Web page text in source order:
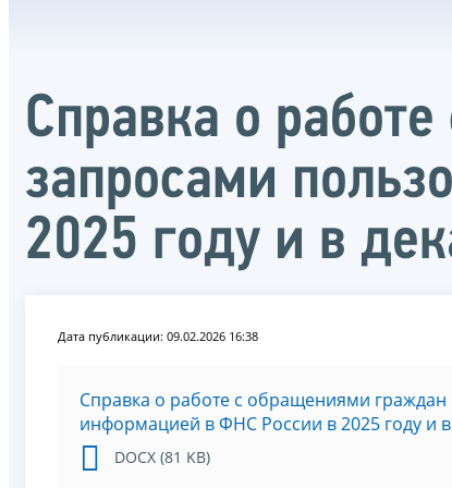
Справка о
запросами
2025 году и в
Дата публикации: 09.02.2026 16:38
Справка о работе с обращениями
информацией в ФНС России в 2025 году и в
DOCX (81 KB)